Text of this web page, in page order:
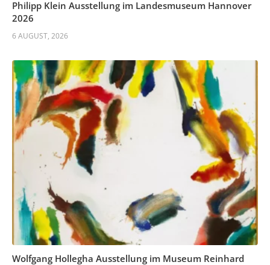
Philipp Klein Ausstellung im Landesmuseum Hannover
2026
6 AUGUST, 2026
Wolfgang Hollegha Ausstellung im Museum Reinhard